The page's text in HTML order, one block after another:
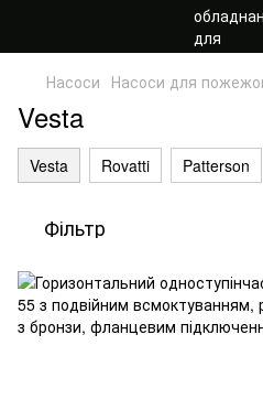
Насоси Насоси для
Vesta
Vesta Rovatti Patterson
Фільтр